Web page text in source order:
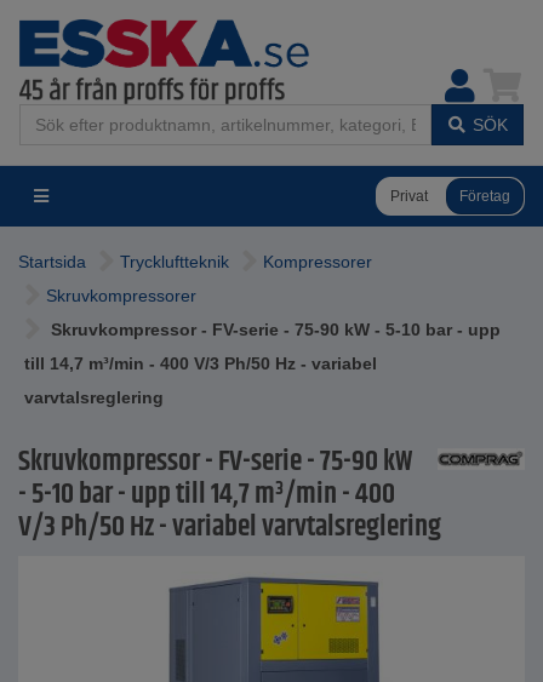
SÖK
Privat Företag
Startsida Tryckluftteknik
Kompressorer
Skruvkompressorer
Skruvkompressor - FV-serie - 75-90 kW - 5-10 bar - upp
till 14,7 m³/min - 400 V/3 Ph/50 Hz - variabel
varvtalsreglering
Skruvkompressor - FV-serie - 75-90 kW
- 5-10 bar - upp till 14,7 m³/min - 400
V/3 Ph/50 Hz - variabel varvtalsreglering